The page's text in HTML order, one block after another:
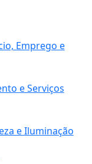
Emprego e
e Serviços
e Iluminação